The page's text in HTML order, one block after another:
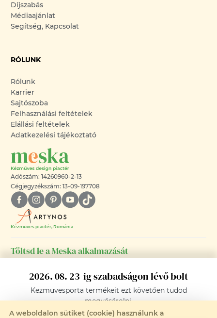
2026. 08. 23-ig szabadságon lévő bolt
Kezmuvesporta termékeit ezt követően tudod
megvásárolni.
Díjszabás
Médiaajánlat
Segítség, Kapcsolat
RÓLUNK
Rólunk
Karrier
Sajtószoba
Felhasználási feltételek
Elállási feltételek
Adatkezelési tájékoztató
Adószám: 14260960-2-13
Cégjegyzékszám: 13-09-197708
Kézműves piactér, Románia
Töltsd le a Meska alkalmazását
Android-os és iOS-es telefonodra is!
A weboldalon sütiket (cookie) használunk a